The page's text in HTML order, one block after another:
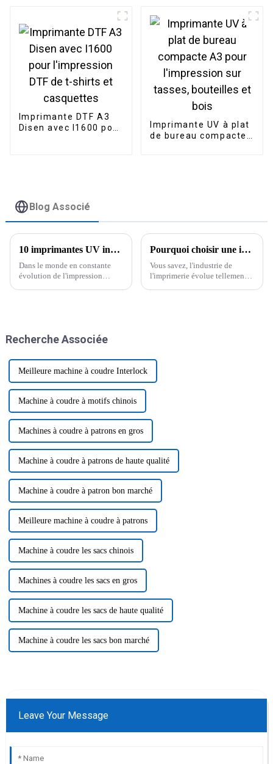
3200
Imprimante DTF A3
Disen avec I1600 pour
Imprimante UV à plat
de bureau compacte
Blog Associé
10 imprimantes UV innovantes pour le bois en 2023 que vous devriez connaître
Dans le monde en constante
évolution de l'impression
Pourquoi choisir une imprimante A3 UV DTF pour vos besoins d'impression et la croissance de votre entreprise ?
Vous savez, l'industrie de
l'imprimerie évolue tellement
Recherche Associée
Meilleure machine à coudre Interlock
Machine à coudre à motifs chinois
Machines à coudre à patrons en gros
Machine à coudre à patrons de haute qualité
Machine à coudre à patron bon marché
Meilleure machine à coudre à patrons
Machine à coudre les sacs chinois
Machines à coudre les sacs en gros
Machine à coudre les sacs de haute qualité
Machine à coudre les sacs bon marché
Leave Your Message